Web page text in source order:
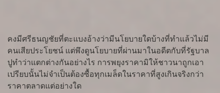
คงมีศรีธนญชัยที่ตะแบงอ้างว่ามีนโยบายใดบ้างที่ทำแล้วไม่มี
คนเสียประโยชน์ แต่พึงดูนโยบายที่ผ่านมาในอดีตกับที่รัฐบาล
ปูทำว่าแตกต่างกันอย่างไร การพยุงราคามิให้ชาวนาถูกเอา
เปรียบนั้นไม่จำเป็นต้องซื้อทุกเมล็ดในราคาที่สูงเกินจริงกว่า
ราคาตลาดแต่อย่างใด